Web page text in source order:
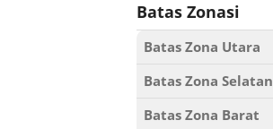
Batas Zonasi
Batas Zona Utara
Batas Zona Selatan
Batas Zona Barat